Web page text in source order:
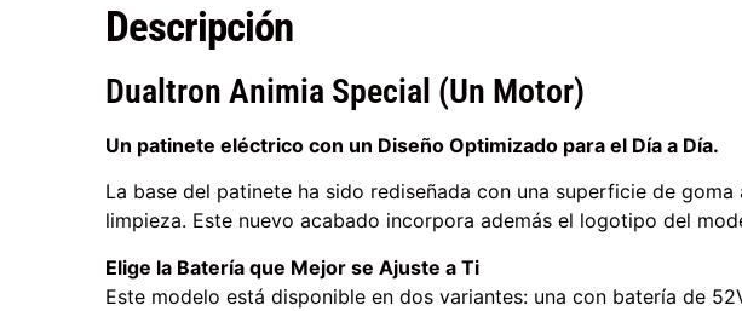
Descripción
Dualtron Animia Special (Un Motor)
Un patinete eléctrico con un Diseño Optimizado para el Día a Día.
La base del patinete ha sido rediseñada con una superficie de
limpieza. Este nuevo acabado incorpora además el logotipo del
Elige la Batería que Mejor se Ajuste a Ti
Este modelo está disponible en dos variantes: una con batería de